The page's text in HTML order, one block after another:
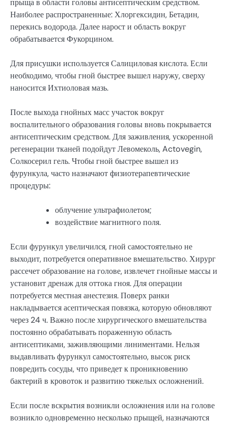
прыща в области головы антисептическим средством.
Наиболее распространенные: Хлоргексидин, Бетадин,
перекись водорода. Далее нарост и область вокруг
обрабатывается Фукорцином.
Для присушки используется Салициловая кислота. Если
необходимо, чтобы гной быстрее вышел наружу, сверху
наносится Ихтиоловая мазь.
После выхода гнойных масс участок вокруг
воспалительного образования головы вновь покрывается
антисептическим средством. Для заживления, ускоренной
регенерации тканей подойдут Левомеколь, Actovegin,
Солкосерил гель. Чтобы гной быстрее вышел из
фурункула, часто назначают физиотерапевтические
процедуры:
облучение ультрафиолетом;
воздействие магнитного поля.
Если фурункул увеличился, гной самостоятельно не
выходит, потребуется оперативное вмешательство. Хирург
рассечет образование на голове, извлечет гнойные массы и
установит дренаж для оттока гноя. Для операции
потребуется местная анестезия. Поверх ранки
накладывается асептическая повязка, которую обновляют
через 24 ч. Важно после хирургического вмешательства
постоянно обрабатывать пораженную область
антисептиками, заживляющими линиментами. Нельзя
выдавливать фурункул самостоятельно, высок риск
повредить сосуды, что приведет к проникновению
бактерий в кровоток и развитию тяжелых осложнений.
Если после вскрытия возникли осложнения или на голове
возникло одновременно несколько прыщей, назначаются